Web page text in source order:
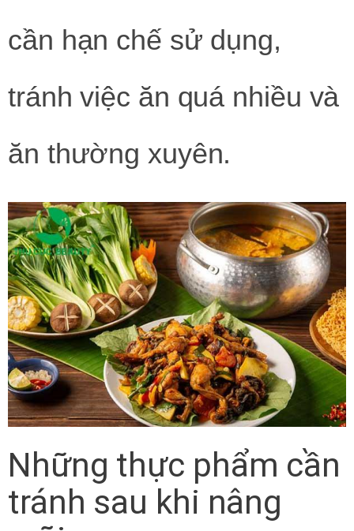
cần hạn chế sử dụng,
tránh việc ăn quá nhiều và
ăn thường xuyên.
Những thực phẩm cần
tránh sau khi nâng